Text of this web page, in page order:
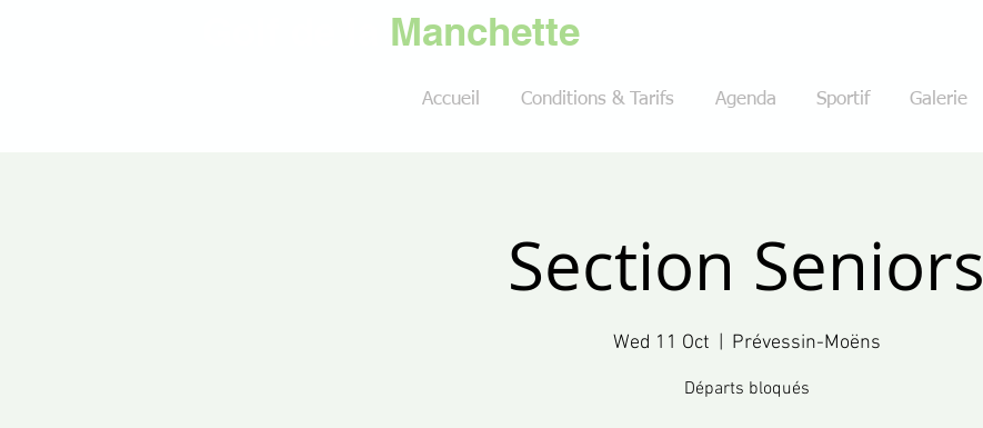
Manchette
Accueil Conditions & Tarifs Agenda Sportif Galerie
Section Seniors
Wed 11 Oct Prévessin-Moëns
Départs bloqués